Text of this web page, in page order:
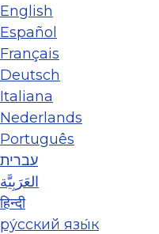
English
Español
Français
Deutsch
Italiana
Nederlands
Português
עברית
العَرَبِيَّة
हिन्दी
ру́сский язы́к